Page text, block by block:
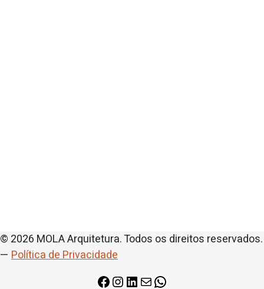
© 2026 MOLA Arquitetura. Todos os direitos reservados.
— Política de Privacidade
Facebook
Instagram
LinkedIn
E-mailWhatsApp